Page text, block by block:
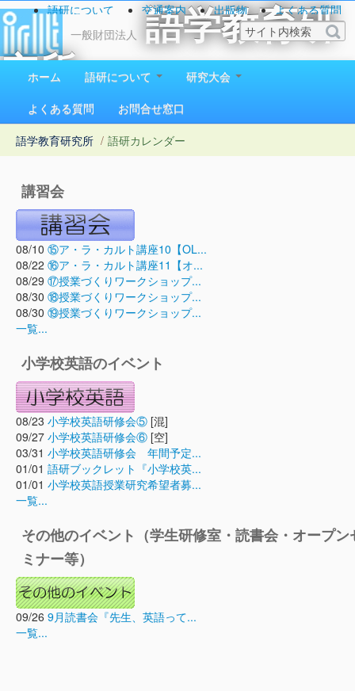
一般財団法人
語学教育研
究所
1923（大正12）年創立
語研について 交通案内 出版物
よくある質問
お問い合わせ
ホーム 語研について
研究大会
よくある質問
お問合せ窓口
語学教育研究所 / 語研カレンダー
講習会
08/10 ⑮ア・ラ・カルト講座10【OL...
08/22 ⑯ア・ラ・カルト講座11【オ...
08/29 ⑰授業づくりワークショップ...
08/30 ⑱授業づくりワークショップ...
08/30 ⑲授業づくりワークショップ...
一覧...
小学校英語のイベント
08/23 小学校英語研修会⑤ [混]
09/27 小学校英語研修会⑥ [空]
03/31 小学校英語研修会 年間予定...
01/01 語研ブックレット『小学校英...
01/01 小学校英語授業研究希望者募...
一覧...
その他のイベント（学生研修室・読書会・オープン
ミナー等）
09/26 9月読書会『先生、英語って...
一覧...